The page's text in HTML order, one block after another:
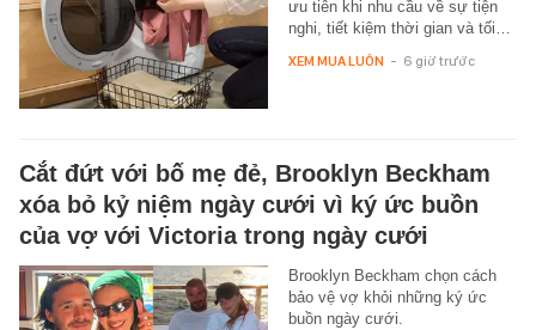
ưu tiên khi nhu cầu về sự tiện
nghi, tiết kiệm thời gian và tối…
XEM MUA LUÔN - 6 giờ trước
Cắt đứt với bố mẹ đẻ, Brooklyn Beckham
xóa bỏ kỷ niệm ngày cưới vì ký ức buồn
của vợ với Victoria trong ngày cưới
Brooklyn Beckham chọn cách
bảo vệ vợ khỏi những ký ức
buồn ngày cưới.